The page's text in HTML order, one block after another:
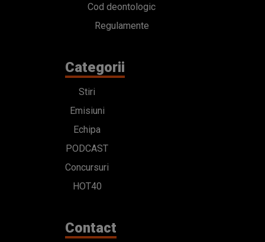
Cod deontologic
Regulamente
Categorii
Stiri
Emisiuni
Echipa
PODCAST
Concursuri
HOT40
Contact